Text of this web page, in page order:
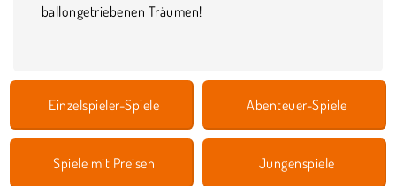
ballongetriebenen Träumen!
Einzelspieler-Spiele Abenteuer-Spiele
Spiele mit Preisen Jungenspiele